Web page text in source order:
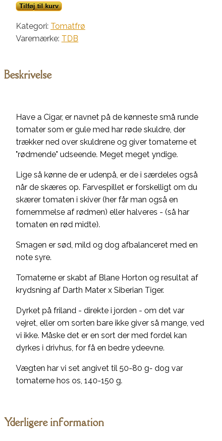
a
antal
Tilføj til kurv
Kategori: Tomatfrø
Varemærke: TDB
Beskrivelse
Have a Cigar, er navnet på de kønneste små runde
tomater som er gule med har røde skuldre, der
trækker ned over skuldrene og giver tomaterne et
"rødmende" udseende. Meget meget yndige.
Lige så kønne de er udenpå, er de i særdeles også
når de skæres op. Farvespillet er forskelligt om du
skærer tomaten i skiver (her får man også en
fornemmelse af rødmen) eller halveres - (så har
tomaten en rød midte).
Smagen er sød, mild og dog afbalanceret med en
note syre.
Tomaterne er skabt af Blane Horton og resultat af
krydsning af Darth Mater x Siberian Tiger.
Dyrket på friland - direkte i jorden - om det var
vejret, eller om sorten bare ikke giver så mange, ved
vi ikke. Måske det er en sort der med fordel kan
dyrkes i drivhus, for få en bedre ydeevne.
Vægten har vi set angivet til 50-80 g- dog var
tomaterne hos os, 140-150 g.
Yderligere information